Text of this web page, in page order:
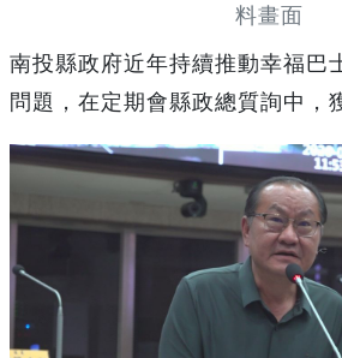
料畫面
南投縣政府近年持續推動幸福巴
問題，在定期會縣政總質詢中，